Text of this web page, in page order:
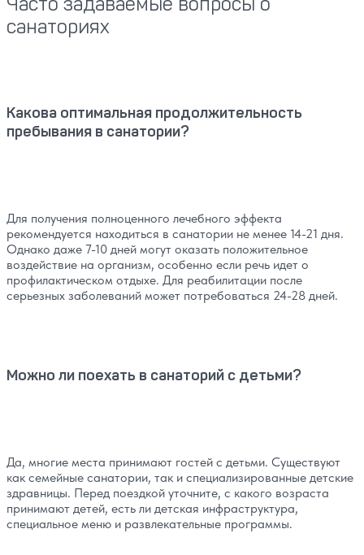
санаториях
Какова оптимальная продолжительность
пребывания в санатории?
Для получения полноценного лечебного эффекта
рекомендуется находиться в санатории не менее 14-21 дня.
Однако даже 7-10 дней могут оказать положительное
воздействие на организм, особенно если речь идет о
профилактическом отдыхе. Для реабилитации после
серьезных заболеваний может потребоваться 24-28 дней.
Можно ли поехать в санаторий с детьми?
Да, многие места принимают гостей с детьми. Существуют
как семейные санатории, так и специализированные детские
здравницы. Перед поездкой уточните, с какого возраста
принимают детей, есть ли детская инфраструктура,
специальное меню и развлекательные программы.